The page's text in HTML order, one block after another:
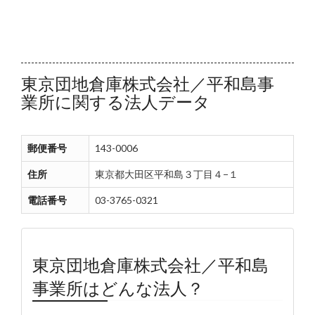
東京団地倉庫株式会社／平和島事
業所に関する法人データ
郵便番号 143-0006
住所 東京都大田区平和島３丁目４−１
電話番号 03-3765-0321
東京団地倉庫株式会社／平和島
事業所はどんな法人？